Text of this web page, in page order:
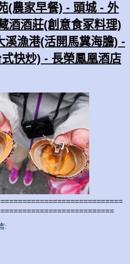
(農家早餐) - 頭城 - 外
酒酒莊(創意食冢料理)
溪漁港(活開馬糞海膽) -
快炒) - 長榮鳳凰酒店
: